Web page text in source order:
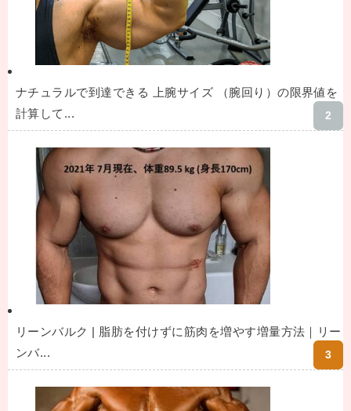
ナチュラルで到達できる 上腕サイズ （腕回り）の限界値を
計算して...
リーンバルク | 脂肪を付けずに筋肉を増やす増量方法｜リー
ンバ...